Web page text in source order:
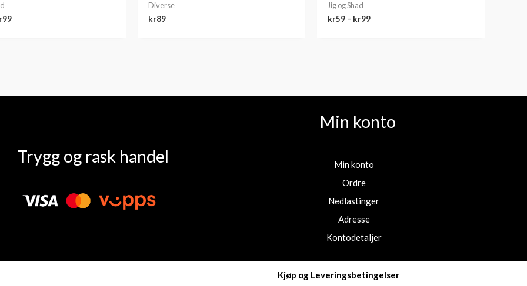
99
Diverse
kr89
Jig og Shad
kr59 – kr99
Trygg og rask handel
Min konto
Min konto
Ordre
Nedlastinger
Adresse
Kontodetaljer
Kjøp og Leveringsbetingelser